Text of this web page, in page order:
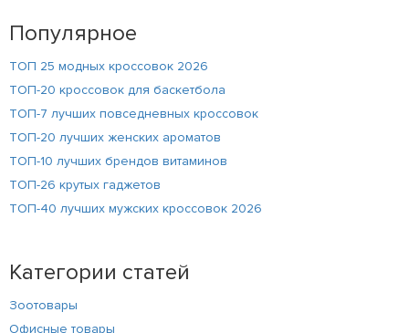
Популярное
ТОП 25 модных кроссовок 2026
ТОП-20 кроссовок для баскетбола
ТОП-7 лучших повседневных кроссовок
ТОП-20 лучших женских ароматов
ТОП-10 лучших брендов витаминов
ТОП-26 крутых гаджетов
ТОП-40 лучших мужских кроссовок 2026
Категории статей
Зоотовары
Офисные товары